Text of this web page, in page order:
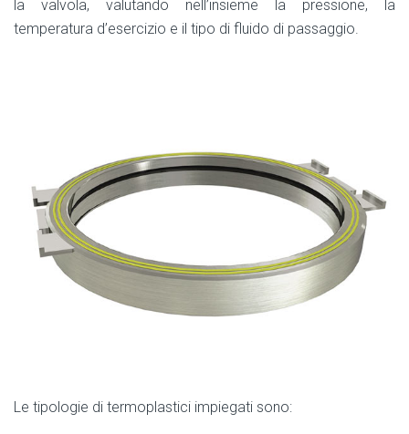
la valvola, valutando nell’insieme la pressione, la
temperatura d’esercizio e il tipo di fluido di passaggio.
Le tipologie di termoplastici impiegati sono: